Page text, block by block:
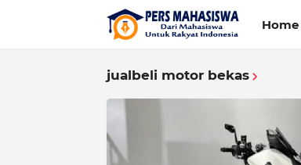
Home
jualbeli motor bekas